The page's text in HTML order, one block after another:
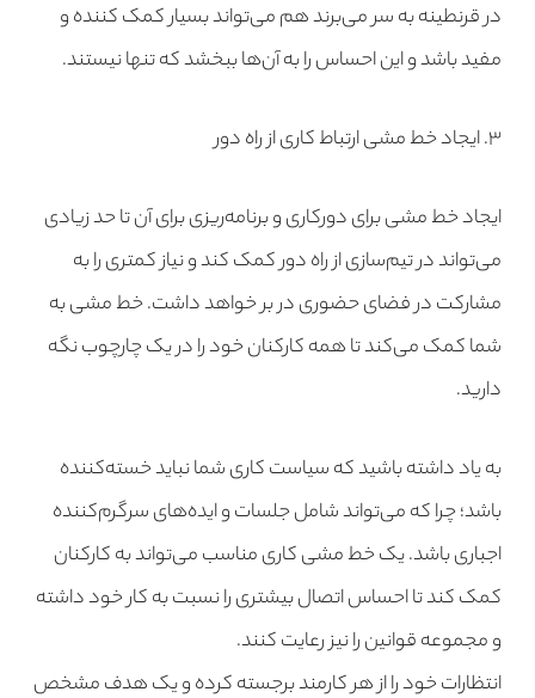
در قرنطینه به سر می‌برند هم می‌تواند بسیار کمک کننده و
مفید باشد و این احساس را به آن‌ها ببخشد که تنها نیستند.
۳. ایجاد خط مشی ارتباط کاری از راه دور
ایجاد خط مشی برای دورکاری و برنامه‌ریزی برای آن تا حد زیادی
می‌تواند در تیم‌سازی از راه دور کمک کند و نیاز کمتری را به
مشارکت در فضای حضوری در بر خواهد داشت. خط مشی به
شما کمک می‌کند تا همه کارکنان خود را در یک چارچوب نگه
دارید.
به یاد داشته باشید که سیاست کاری شما نباید خسته‌کننده
باشد؛ چرا که می‌تواند شامل جلسات و ایده‌های سرگرم‌کننده
اجباری باشد. یک خط مشی کاری مناسب می‌تواند به کارکنان
کمک کند تا احساس اتصال بیشتری را نسبت به کار خود داشته
و مجموعه قوانین را نیز رعایت کنند.
انتظارات خود را از هر کارمند برجسته کرده و یک هدف مشخص